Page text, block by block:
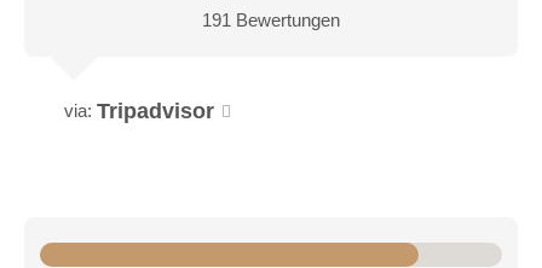
191 Bewertungen
via: Tripadvisor